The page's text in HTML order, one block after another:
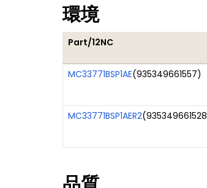
環境
Part/12NC
MC33771BSP1AE(935349661557)
MC33771BSP1AER2(935349661528